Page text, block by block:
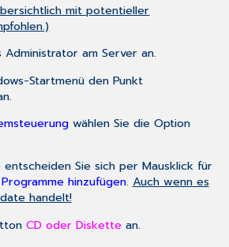
mit potentieller
Administrator am Server an.
Startmenü den Punkt
wählen Sie die Option
entscheiden Sie sich per Mausklick für
hinzufügen.Auch wenn es
handelt!
CD oder Diskettean.